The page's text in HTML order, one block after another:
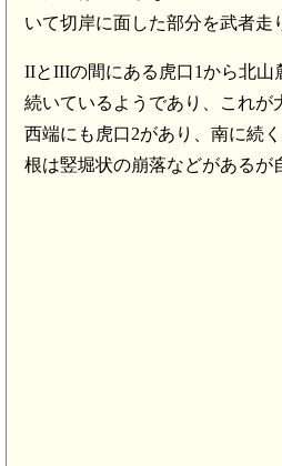
いて切岸に面した部分を武者走
IIとIIIの間にある虎口1から北山
続いているようであり、これが
西端にも虎口2があり、南に続
根は竪堀状の崩落などがあるが